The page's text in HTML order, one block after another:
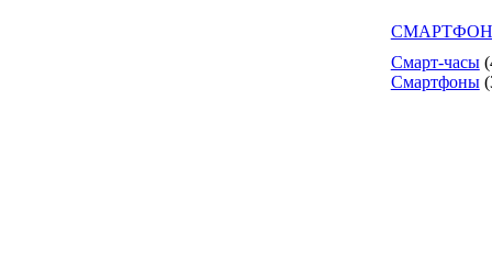
Смарт-часы
Смартфоны